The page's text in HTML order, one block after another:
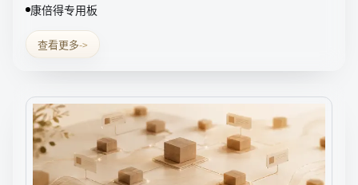
康倍得专用板
查看更多->